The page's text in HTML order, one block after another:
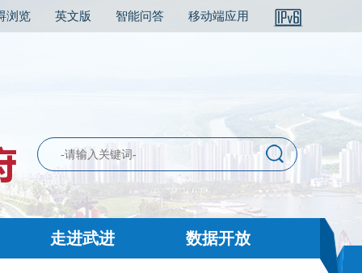
浏览 英文版 智能问答 移动端应用
走进武进 数据开放